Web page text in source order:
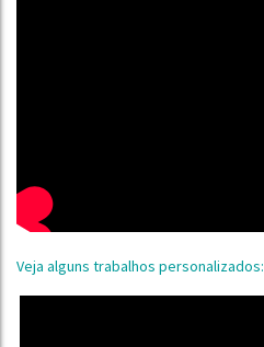
Veja alguns trabalhos personalizados: